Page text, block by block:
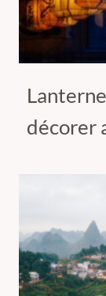
décorer